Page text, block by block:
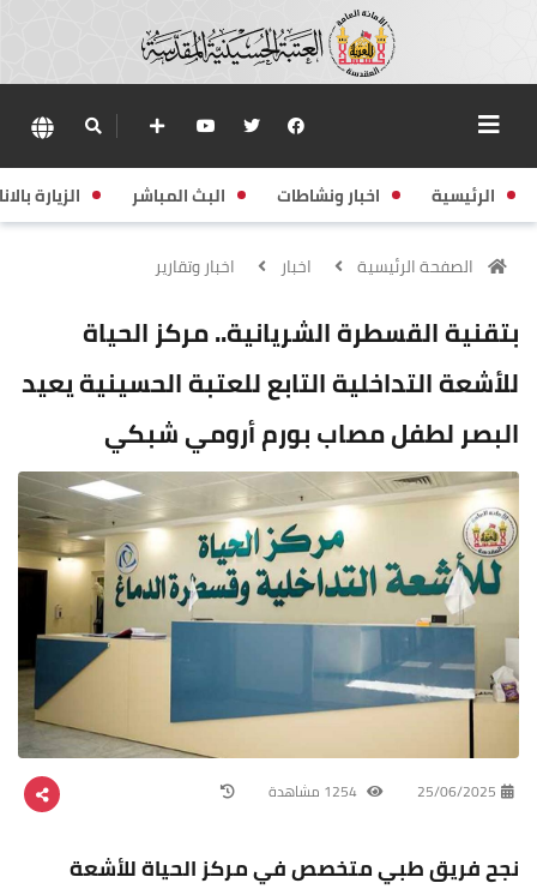
الرئيسية اخبار ونشاطات البث المباشر الزيارة
الصفحة الرئيسية اخبار اخبار وتقارير
بتقنية القسطرة الشريانية.. مركز الحياة
للأشعة التداخلية التابع للعتبة الحسينية يعيد
البصر لطفل مصاب بورم أرومي شبكي
25/06/2025
نجح فريق طبي متخصص في مركز الحياة للأشعة